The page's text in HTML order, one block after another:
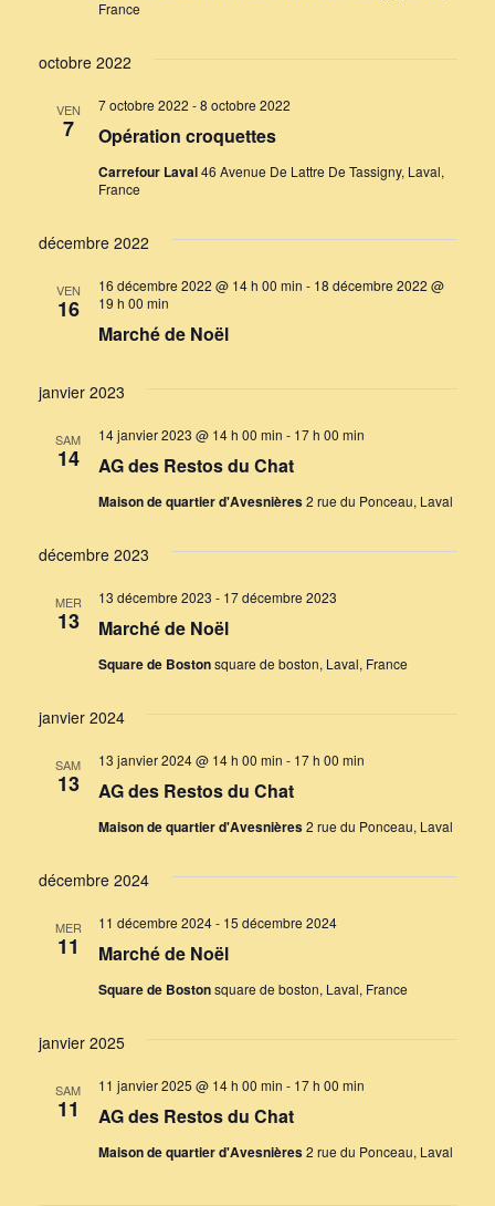
France
octobre 2022
VEN
7 Opération croquettes
7 octobre 2022 -8 octobre 2022
Carrefour Laval46 Avenue De Lattre De Tassigny, Laval,
France
décembre 2022
VEN
16
Marché de Noël
16 décembre 2022 @ 14 h 00 min - 18 décembre 2022 @
19 h 00 min
janvier 2023
SAM
14 AG des Restos du Chat
14 janvier 2023 @ 14 h 00 min - 17 h 00 min
Maison de quartier d'Avesnières2 rue du Ponceau, Laval
décembre 2023
MER
13 Marché de Noël
13 décembre 2023 - 17 décembre 2023
Square de Bostonsquare de boston, Laval, France
janvier 2024
SAM
13 AG des Restos du Chat
13 janvier 2024 @ 14 h 00 min - 17 h 00 min
Maison de quartier d'Avesnières2 rue du Ponceau, Laval
décembre 2024
MER
11 Marché de Noël
11 décembre 2024- 15 décembre 2024
Square de Bostonsquare de boston, Laval, France
janvier 2025
SAM
11 AG des Restos du Chat
11 janvier 2025 @ 14 h 00 min - 17 h 00 min
Maison de quartier d'Avesnières2 rue du Ponceau, Laval